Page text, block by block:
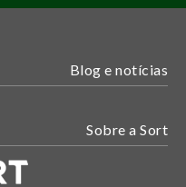
Blog e notícias
Sobre a Sort